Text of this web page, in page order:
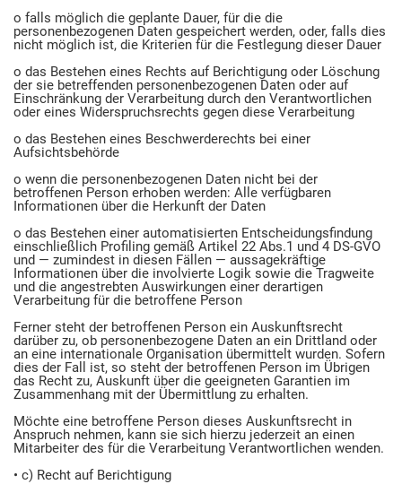
o falls möglich die geplante Dauer, für die die
personenbezogenen Daten gespeichert werden, oder, falls dies
nicht möglich ist, die Kriterien für die Festlegung dieser Dauer
o das Bestehen eines Rechts auf Berichtigung oder Löschung
der sie betreffenden personenbezogenen Daten oder auf
Einschränkung der Verarbeitung durch den Verantwortlichen
oder eines Widerspruchsrechts gegen diese Verarbeitung
o das Bestehen eines Beschwerderechts bei einer
Aufsichtsbehörde
o wenn die personenbezogenen Daten nicht bei der
betroffenen Person erhoben werden: Alle verfügbaren
Informationen über die Herkunft der Daten
o das Bestehen einer automatisierten Entscheidungsfindung
einschließlich Profiling gemäß Artikel 22 Abs.1 und 4 DS-GVO
und — zumindest in diesen Fällen — aussagekräftige
Informationen über die involvierte Logik sowie die Tragweite
und die angestrebten Auswirkungen einer derartigen
Verarbeitung für die betroffene Person
Ferner steht der betroffenen Person ein Auskunftsrecht
darüber zu, ob personenbezogene Daten an ein Drittland oder
an eine internationale Organisation übermittelt wurden. Sofern
dies der Fall ist, so steht der betroffenen Person im Übrigen
das Recht zu, Auskunft über die geeigneten Garantien im
Zusammenhang mit der Übermittlung zu erhalten.
Möchte eine betroffene Person dieses Auskunftsrecht in
Anspruch nehmen, kann sie sich hierzu jederzeit an einen
Mitarbeiter des für die Verarbeitung Verantwortlichen wenden.
• c) Recht auf Berichtigung